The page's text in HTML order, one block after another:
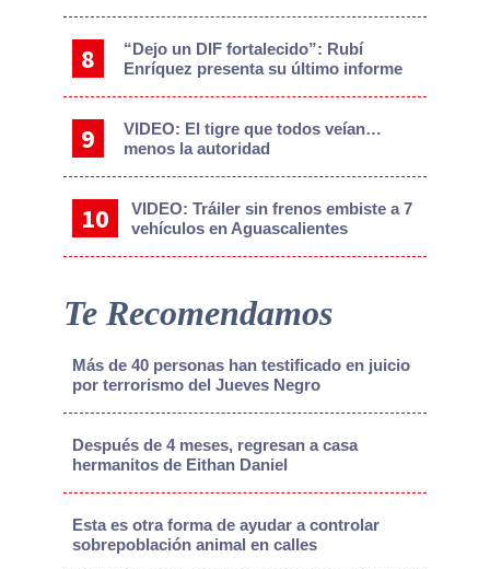
“Dejo un DIF fortalecido”: Rubí
Enríquez presenta su último informe
VIDEO: El tigre que todos veían…
menos la autoridad
VIDEO: Tráiler sin frenos embiste a 7
vehículos en Aguascalientes
Te Recomendamos
Más de 40 personas han testificado en juicio
por terrorismo del Jueves Negro
Después de 4 meses, regresan a casa
hermanitos de Eithan Daniel
Esta es otra forma de ayudar a controlar
sobrepoblación animal en calles